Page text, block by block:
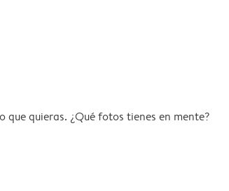
quieras. ¿Qué fotos tienes en mente?